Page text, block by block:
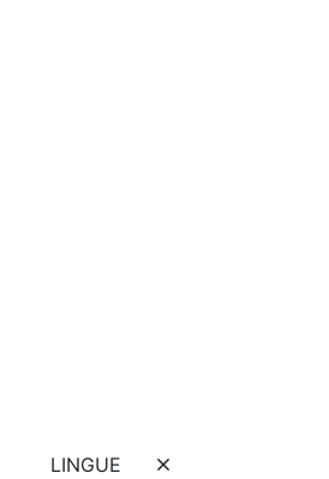
LINGUE